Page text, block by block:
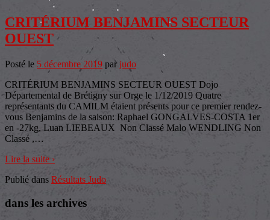
CRITÉRIUM BENJAMINS SECTEUR
OUEST
Posté le 5 décembre 2019 par judo
CRITÉRIUM BENJAMINS SECTEUR OUEST Dojo
Départemental de Brétigny sur Orge le 1/12/2019 Quatre
représentants du CAMILM étaient présents pour ce premier rendez-
vous Benjamins de la saison: Raphael GONGALVES-COSTA 1er
en -27kg, Luan LIEBEAUX Non Classé Malo WENDLING Non
Classé ,…
Lire la suite ›
Publié dans Résultats Judo
dans les archives